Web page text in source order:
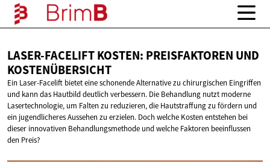
LASER-FACELIFT KOSTEN: PREISFAKTOREN UND
KOSTENÜBERSICHT
Ein Laser-Facelift bietet eine schonende Alternative zu chirurgischen Eingriffen
und kann das Hautbild deutlich verbessern. Die Behandlung nutzt moderne
Lasertechnologie, um Falten zu reduzieren, die Hautstraffung zu fördern und
ein jugendlicheres Aussehen zu erzielen. Doch welche Kosten entstehen bei
dieser innovativen Behandlungsmethode und welche Faktoren beeinflussen
den Preis?